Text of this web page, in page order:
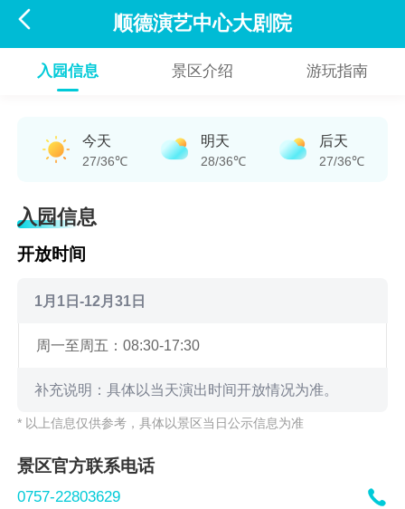
 顺德演艺中心大剧院
入园信息 景区介绍 游玩指南
今天
27/36℃
明天
28/36℃
后天
27/36℃
入园信息
开放时间
1月1日-12月31日
周一至周五：08:30-17:30
补充说明：具体以当天演出时间开放情况为准。
* 以上信息仅供参考，具体以景区当日公示信息为准
景区官方联系电话
0757-22803629 